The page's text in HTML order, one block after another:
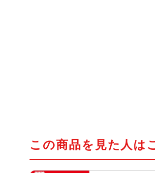
この商品を見た人は